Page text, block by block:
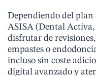
Dependiendo del plan
ASISA (Dental
disfrutar de
empastes o
incluso sin coste
digital avanzado y